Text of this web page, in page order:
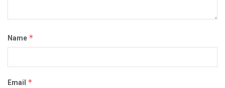
Name *
Email *